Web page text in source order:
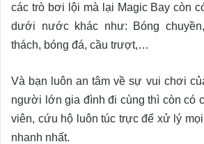
các trò bơi lội mà lại Magic Bay còn
dưới nước khác như: Bóng
thách, bóng đá, cầu trượt,…
Và bạn luôn an tâm về sự vui chơi
người lớn gia đình đi cùng thì còn có
viên, cứu hộ luôn túc trực để xử lý
nhanh nhất.